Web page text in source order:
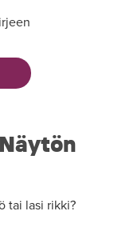
tai lasi rikki?